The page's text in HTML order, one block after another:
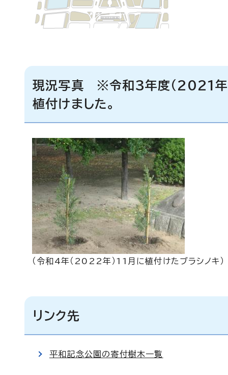
現況写真 ※令和3年度（2021年
植付けました。
（令和4年（2022年）11月に植付けたブラシノキ）
リンク先
平和記念公園の寄付樹木一覧